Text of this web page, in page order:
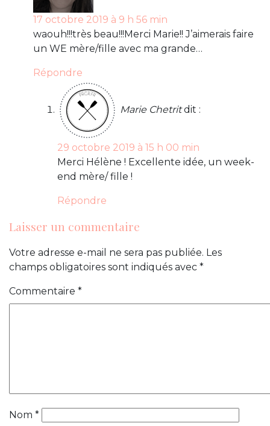
17 octobre 2019 à 9 h 56 min
waouh!!!très beau!!!Merci Marie!! J’aimerais faire
un WE mère/fille avec ma grande…
Répondre
Marie Chetrit dit :
29 octobre 2019 à 15 h 00 min
Merci Hélène ! Excellente idée, un week-
end mère/ fille !
Répondre
Laisser un commentaire
Votre adresse e-mail ne sera pas publiée. Les
champs obligatoires sont indiqués avec *
Commentaire *
Nom *